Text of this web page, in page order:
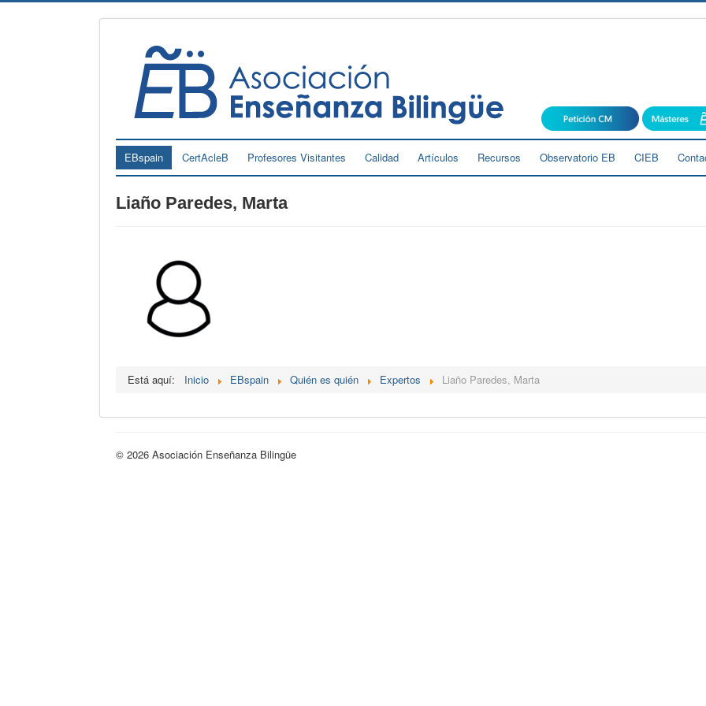
EBspain CertAcleB Profesores Visitantes Calidad Artículos Recursos Observatorio EB CIEB
Liaño Paredes, Marta
Está aquí: Inicio EBspain Quién es quién Expertos Liaño Paredes, Marta
© 2026 Asociación Enseñanza Bilingüe